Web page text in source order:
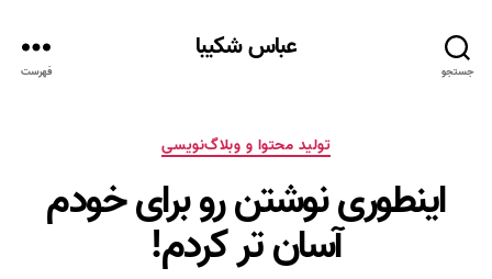
جستجو
عباس شکیبا
فهرست
دسته‌ها
تولید محتوا و وبلاگ‌نویسی
اینطوری نوشتن رو برای خودم
آسان تر کردم!